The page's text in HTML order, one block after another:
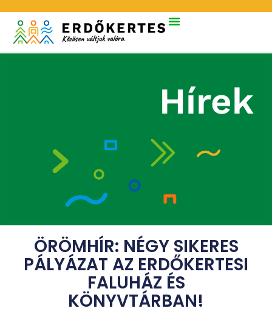
Hírek
ÖRÖMHÍR: NÉGY SIKERES
PÁLYÁZAT AZ ERDŐKERTESI
FALUHÁZ ÉS
KÖNYVTÁRBAN!